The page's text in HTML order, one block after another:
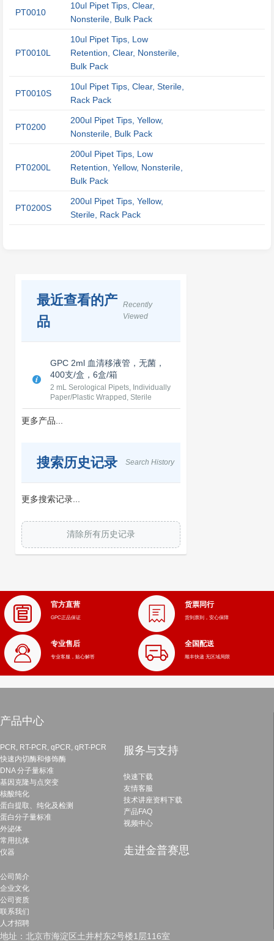
PT0010
10ul Pipet Tips, Clear,
Nonsterile, Bulk Pack
PT0010L
10ul Pipet Tips, Low
Retention, Clear, Nonsterile,
Bulk Pack
PT0010S
10ul Pipet Tips, Clear, Sterile,
Rack Pack
PT0200
200ul Pipet Tips, Yellow,
Nonsterile, Bulk Pack
PT0200L
200ul Pipet Tips, Low
Retention, Yellow, Nonsterile,
Bulk Pack
PT0200S
200ul Pipet Tips, Yellow,
Sterile, Rack Pack
最近查看的产
品
Recently
Viewed
GPC 2ml 血清移液管，无菌，
400支/盒，6盒/箱
2 mL Serological Pipets, Individually
Paper/Plastic Wrapped, Sterile
更多产品...
搜索历史记录 Search History
更多搜索记录...
清除所有历史记录
官方直营
GPC正品保证
货票同行
货到票到，安心保障
专业售后
专业客服，贴心解答
全国配送
顺丰快递 无区域局限
产品中心
PCR, RT-PCR, qPCR, qRT-PCR
快速内切酶和修饰酶
DNA 分子量标准
基因克隆与点突变
核酸纯化
蛋白提取、纯化及检测
蛋白分子量标准
外泌体
常用抗体
仪器
服务与支持
快速下载
友情客服
技术讲座资料下载
产品FAQ
视频中心
走进金普赛思
公司简介
企业文化
公司资质
联系我们
人才招聘
地址：北京市海淀区土井村东2号楼1层116室